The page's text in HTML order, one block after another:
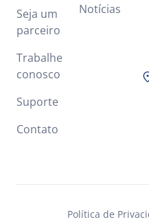
Seja um
parceiro
Trabalhe
conosco
Suporte
Contato
Notícias
Política de